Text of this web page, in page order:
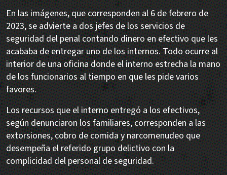
En las imágenes, que corresponden al 6 de febrero de
2023, se advierte a dos jefes de los servicios de
seguridad del penal contando dinero en efectivo que les
acababa de entregar uno de los internos. Todo ocurre al
interior de una oficina donde el interno estrecha la mano
de los funcionarios al tiempo en que les pide varios
favores.
Los recursos que el interno entregó a los efectivos,
según denunciaron los familiares, corresponden a las
extorsiones, cobro de comida y narcomenudeo que
desempeña el referido grupo delictivo con la
complicidad del personal de seguridad.